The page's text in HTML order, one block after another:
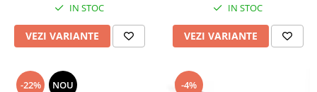
IN STOC
VEZI VARIANTE
IN STOC
VEZI VARIANTE
-22% NOU -4%